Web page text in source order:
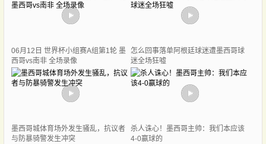
06月12日 世界杯小组赛A组第1轮 墨
西哥vs南非 全场录像
怎么回事落单阿根廷球迷遭墨西哥球
迷全场狂嘘
墨西哥城体育场外发生骚乱，抗议者
与防暴骑警发生冲突
杀人诛心！墨西哥主帅：我们本应该
4-0赢球的